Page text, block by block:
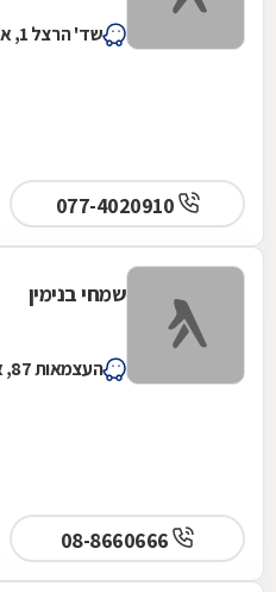
שד' הרצל 1, אשדוד
שמחי בנימין
העצמאות 87, אשדוד
08-8660666